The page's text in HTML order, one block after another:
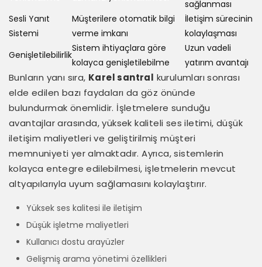
sağlanması
Sesli Yanıt
Sistemi
Müşterilere otomatik bilgi
verme imkanı
İletişim sürecinin
kolaylaşması
Genişletilebilirlik
Sistem ihtiyaçlara göre
kolayca genişletilebilme
Uzun vadeli
yatırım avantajı
Bunların yanı sıra, Karel santral kurulumları sonrası
elde edilen bazı faydaları da göz önünde
bulundurmak önemlidir. İşletmelere sunduğu
avantajlar arasında, yüksek kaliteli ses iletimi, düşük
iletişim maliyetleri ve geliştirilmiş müşteri
memnuniyeti yer almaktadır. Ayrıca, sistemlerin
kolayca entegre edilebilmesi, işletmelerin mevcut
altyapılarıyla uyum sağlamasını kolaylaştırır.
Yüksek ses kalitesi ile iletişim
Düşük işletme maliyetleri
Kullanıcı dostu arayüzler
Gelişmiş arama yönetimi özellikleri